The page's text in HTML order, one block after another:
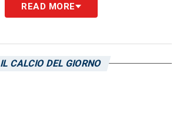
READ MORE
IL CALCIO DEL GIORNO